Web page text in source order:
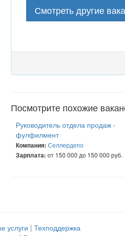
Смотреть другие
Посмотрите похожие
Руководитель отдела продаж -
фулфилмент
Компания: Селлердепо
Зарплата: от 150 000 до 150 000 руб.
услуги | Техподдержка